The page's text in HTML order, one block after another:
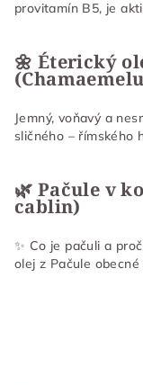
provitamín B5, je
🌼 Éterický
Jemný, voňavý a
sličného – římského
🌿 Pačule v
cablin)
✨ Co je pačuli a
olej z Pačule obecné